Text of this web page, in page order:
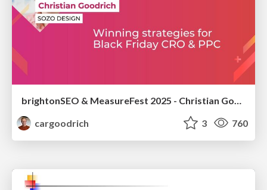
cargoodrich
3 760